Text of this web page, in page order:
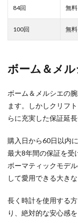
ボーム＆メ
ボーム＆メルシエの
ます。しかしクリフ
らに充実した保証延
購入日から60日以内
最大8年間の保証を受
ボーマティックモデ
して愛用できる大き
長く時計を使用する
り、絶対的な安心感を